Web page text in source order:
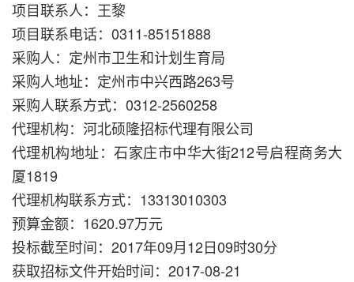
项目联系人：王黎
项目联系电话：0311-85151888
采购人：定州市卫生和计划生育局
采购人地址：定州市中兴西路263号
采购人联系方式：0312-2560258
代理机构：河北硕隆招标代理有限公司
代理机构地址：石家庄市中华大街212号启程商务大
厦1819
代理机构联系方式：13313010303
预算金额：1620.97万元
投标截至时间：2017年09月12日09时30分
获取招标文件开始时间：2017-08-21